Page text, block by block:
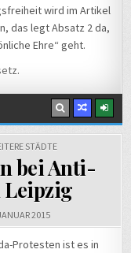
wird im Artikel
das legt Absatz 2 da,
Ehre“ geht.
.
STÄDTE
bei Anti-
2015
Protesten ist es in